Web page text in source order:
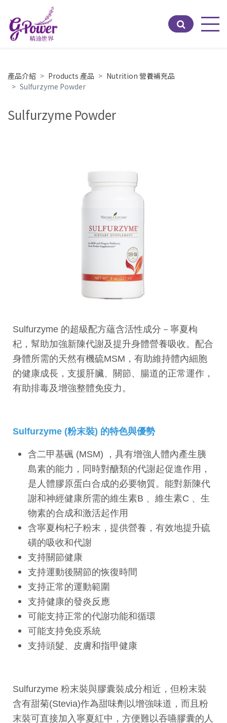
產品介紹 Products 產品
Nutrition 營養補充品
Sulfurzyme Powder
Sulfurzyme Powder
Sulfurzyme 的超級配方蘊含活性成分－寧夏枸
杞，幫助加強新陳代謝及提升身體營養吸收。配合
身體所需的天然有機硫MSM，有助維持體內細胞
的健康成長，支援肝臟、關節、腸道的正常運作，
有助排毒及增強整體免疫力。
Sulfurzyme (粉末裝) 的特色與優勢
含二甲基碸 (MSM) ，具有增強人體內產生胰
島素的能力，同時對醣類的代謝起促進作用，
是人體膠原蛋白合成的必要物質。能對新陳代
謝和神經健康所需的維生素B 、維生素C 、生
物素的合成和激活起作用
含寧夏枸杞子粉末，提供營養，有效地提升硫
磺的吸收和代謝
支持關節健康
支持運動後關節的恢復時間
支持正常的運動範圍
支持健康的發炎反應
可能支持正常的代謝功能和循環
可能支持免疫系統
支持頭髮、皮膚和指甲健康
Sulfurzyme 粉末裝與膠囊裝成分相近，但粉末裝
含有甜菊(Stevia)作為甜味劑以增強味道，而且粉
末裝可直接加入寧夏紅中，方便難以吞嚥膠囊的人